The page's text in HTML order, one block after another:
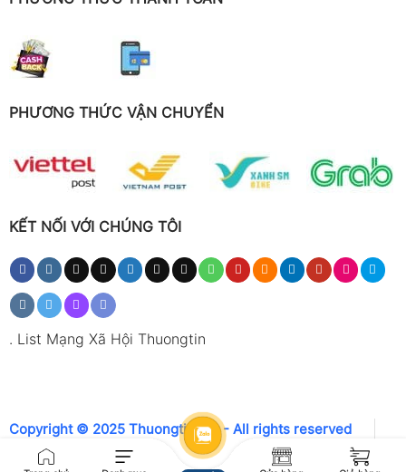
PHƯƠNG THỨC VẬN CHUYỂN
KẾT NỐI VỚI CHÚNG TÔI
. List Mạng Xã Hội Thuongtin
Copyright © 2025 Thuongtin.net - All rights reserved